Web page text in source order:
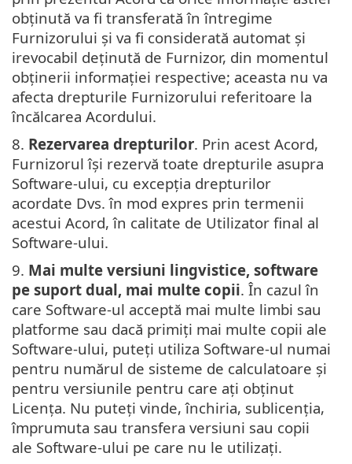
obţinută va fi transferată în întregime
Furnizorului şi va fi considerată automat şi
irevocabil deţinută de Furnizor, din momentul
obţinerii informaţiei respective; aceasta nu va
afecta drepturile Furnizorului referitoare la
încălcarea Acordului.
8. Rezervarea drepturilor. Prin acest Acord,
Furnizorul își rezervă toate drepturile asupra
Software-ului, cu excepția drepturilor
acordate Dvs. în mod expres prin termenii
acestui Acord, în calitate de Utilizator final al
Software-ului.
9. Mai multe versiuni lingvistice, software
pe suport dual, mai multe copii. În cazul în
care Software-ul acceptă mai multe limbi sau
platforme sau dacă primiți mai multe copii ale
Software-ului, puteți utiliza Software-ul numai
pentru numărul de sisteme de calculatoare și
pentru versiunile pentru care ați obținut
Licența. Nu puteți vinde, închiria, sublicenția,
împrumuta sau transfera versiuni sau copii
ale Software-ului pe care nu le utilizați.